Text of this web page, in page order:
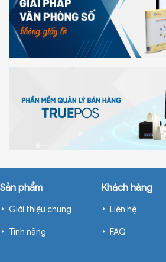
Sản phẩm
Giới thiệu chung
Tính năng
Khách hàng
Liên hệ
FAQ